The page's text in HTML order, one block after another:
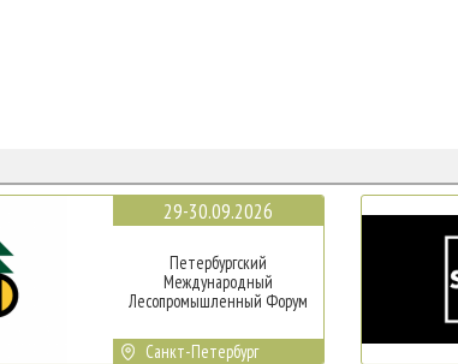
29-30.09.2026
Петербургский
Международный
Лесопромышленный Форум
Санкт-Петербург